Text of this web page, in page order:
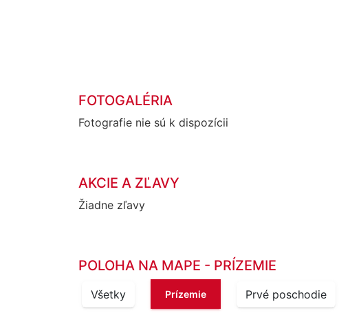
FOTOGALÉRIA
Fotografie nie sú k dispozícii
AKCIE A ZĽAVY
Žiadne zľavy
POLOHA NA MAPE - PRÍZEMIE
Všetky Prízemie Prvé poschodie